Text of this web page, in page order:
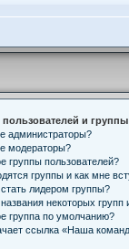
и группы
администраторы?
модераторы?
группы пользователей?
группы и как мне
лидером группы?
некоторых групп
группа по умолчанию?
ссылка «Наша